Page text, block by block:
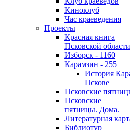
Киноклуб
Час краеведения
Проекты
Красная книга
Псковской области
Изборск - 1160
Карамзин - 255
История
Пскове
Псковские
Псковские
пятницы. Дома.
Литературная
Библиотур